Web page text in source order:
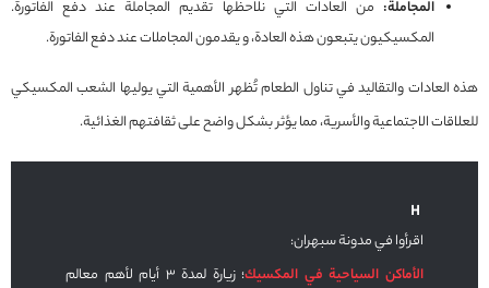
المجاملة: من العادات التي نلاحظها تقديم المجاملة عند دفع الفاتورة.
المكسيكيون يتبعون هذه العادة، و يقدمون المجاملات عند دفع الفاتورة.
هذه العادات والتقاليد في تناول الطعام تُظهر الأهمية التي يوليها الشعب المكسيكي
للعلاقات الاجتماعية والأسرية، مما يؤثر بشكل واضح على ثقافتهم الغذائية.
اقرأوا في مدونة سبهران:
الأماكن السياحية في المكسيك
؛ زيارة لمدة 3 أيام لأهم معالم